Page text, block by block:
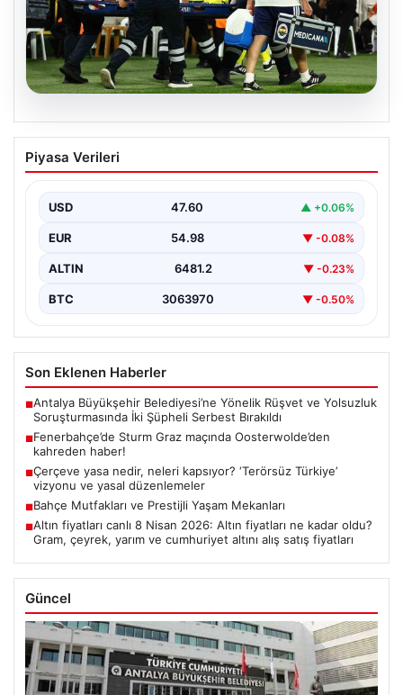
05.08.2026
Fenerbahçe’de Sturm Graz maçında
Oosterwolde’den kahreden haber!
Piyasa Verileri
USD 47.60 ▲ +0.06%
EUR 54.98 ▼ -0.08%
ALTIN 6481.2 ▼ -0.23%
BTC 3063970 ▼ -0.50%
Son Eklenen Haberler
■Antalya Büyükşehir Belediyesi’ne Yönelik Rüşvet ve Yolsuzluk
Soruşturmasında İki Şüpheli Serbest Bırakıldı
■Fenerbahçe’de Sturm Graz maçında Oosterwolde’den
kahreden haber!
■Çerçeve yasa nedir, neleri kapsıyor? ‘Terörsüz Türkiye’
vizyonu ve yasal düzenlemeler
■Bahçe Mutfakları ve Prestijli Yaşam Mekanları
■Altın fiyatları canlı 8 Nisan 2026: Altın fiyatları ne kadar oldu?
Gram, çeyrek, yarım ve cumhuriyet altını alış satış fiyatları
Güncel